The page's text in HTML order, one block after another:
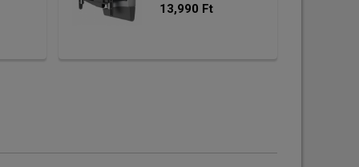
13,990 Ft